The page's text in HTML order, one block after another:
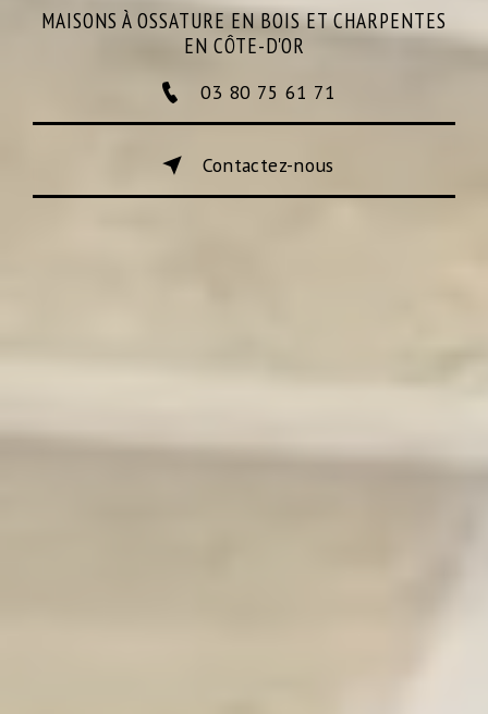
MAISONS À OSSATURE EN BOIS ET CHARPENTES
EN CÔTE-D'OR
03 80 75 61 71
Contactez-nous